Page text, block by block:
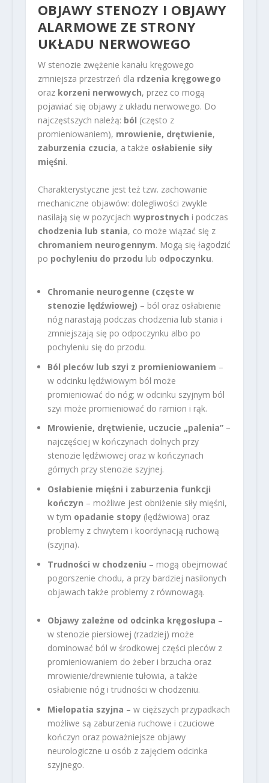
OBJAWY STENOZY I OBJAWY
ALARMOWE ZE STRONY
UKŁADU NERWOWEGO
W stenozie zwężenie kanału kręgowego
zmniejsza przestrzeń dla rdzenia kręgowego
oraz korzeni nerwowych, przez co mogą
pojawiać się objawy z układu nerwowego. Do
najczęstszych należą: ból (często z
promieniowaniem), mrowienie, drętwienie,
zaburzenia czucia, a także osłabienie siły
mięśni.
Charakterystyczne jest też tzw. zachowanie
mechaniczne objawów: dolegliwości zwykle
nasilają się w pozycjach wyprostnych i podczas
chodzenia lub stania, co może wiązać się z
chromaniem neurogennym. Mogą się łagodzić
po pochyleniu do przodu lub odpoczynku.
Chromanie neurogenne (częste w
stenozie lędźwiowej) – ból oraz osłabienie
nóg narastają podczas chodzenia lub stania i
zmniejszają się po odpoczynku albo po
pochyleniu się do przodu.
Ból pleców lub szyi z promieniowaniem –
w odcinku lędźwiowym ból może
promieniować do nóg; w odcinku szyjnym ból
szyi może promieniować do ramion i rąk.
Mrowienie, drętwienie, uczucie „palenia”–
najczęściej w kończynach dolnych przy
stenozie lędźwiowej oraz w kończynach
górnych przy stenozie szyjnej.
Osłabienie mięśni i zaburzenia funkcji
kończyn – możliwe jest obniżenie siły mięśni,
w tym opadanie stopy(lędźwiowa) oraz
problemy z chwytem i koordynacją ruchową
(szyjna).
Trudności w chodzeniu – mogą obejmować
pogorszenie chodu, a przy bardziej nasilonych
objawach także problemy z równowagą.
Objawy zależne od odcinka kręgosłupa –
w stenozie piersiowej (rzadziej) może
dominować ból w środkowej części pleców z
promieniowaniem do żeber i brzucha oraz
mrowienie/drewnienie tułowia, a także
osłabienie nóg i trudności w chodzeniu.
Mielopatia szyjna – w cięższych przypadkach
możliwe są zaburzenia ruchowe i czuciowe
kończyn oraz poważniejsze objawy
neurologiczne u osób z zajęciem odcinka
szyjnego.